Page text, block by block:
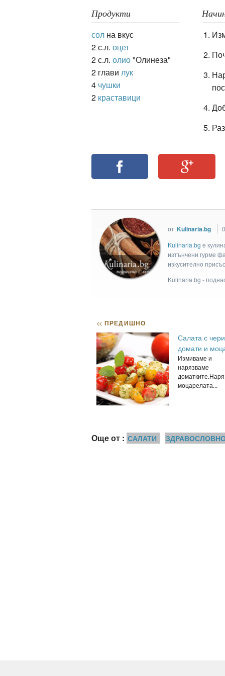
Продукти
сол на вкус
2 с.л. оцет
2 с.л. олио"Олинеза"
2 глави лук
4 чушки
2 краставици
от Kulinaria.bg
Kulinaria.bg e
изтънчени гурме
изкусително
Kulinaria.bg -
<< ПРЕДИШНО
Салата с чери
домати и
Измиваме и
нарязваме
моцарелата...
Още от : САЛАТИ